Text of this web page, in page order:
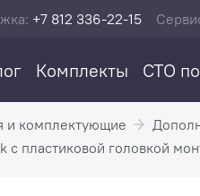
+7 812 336-22-15
Комплекты СТО
и комплектующие
пластиковой головкой